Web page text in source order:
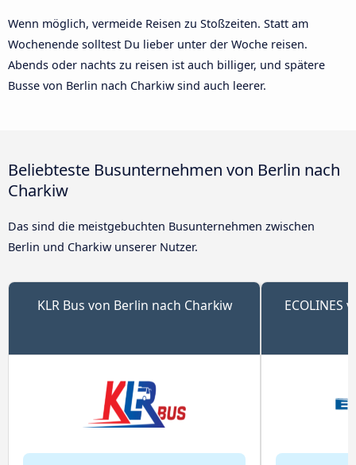
Wenn möglich, vermeide Reisen zu Stoßzeiten. Statt am
Wochenende solltest Du lieber unter der Woche reisen.
Abends oder nachts zu reisen ist auch billiger, und spätere
Busse von Berlin nach Charkiw sind auch leerer.
Beliebteste Busunternehmen von Berlin nach
Charkiw
Das sind die meistgebuchten Busunternehmen zwischen
Berlin und Charkiw unserer Nutzer.
KLR Bus von Berlin nach Charkiw ECOLINES